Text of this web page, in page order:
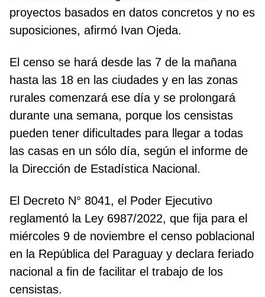
proyectos basados en datos concretos y no es
suposiciones, afirmó Ivan Ojeda.
El censo se hará desde las 7 de la mañana
hasta las 18 en las ciudades y en las zonas
rurales comenzará ese día y se prolongará
durante una semana, porque los censistas
pueden tener dificultades para llegar a todas
las casas en un sólo día, según el informe de
la Dirección de Estadística Nacional.
El Decreto N° 8041, el Poder Ejecutivo
reglamentó la Ley 6987/2022, que fija para el
miércoles 9 de noviembre el censo poblacional
en la República del Paraguay y declara feriado
nacional a fin de facilitar el trabajo de los
censistas.